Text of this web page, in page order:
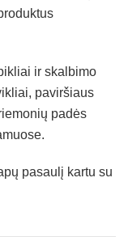
ir skalbimo
paviršiaus
padės
pasaulį kartu su